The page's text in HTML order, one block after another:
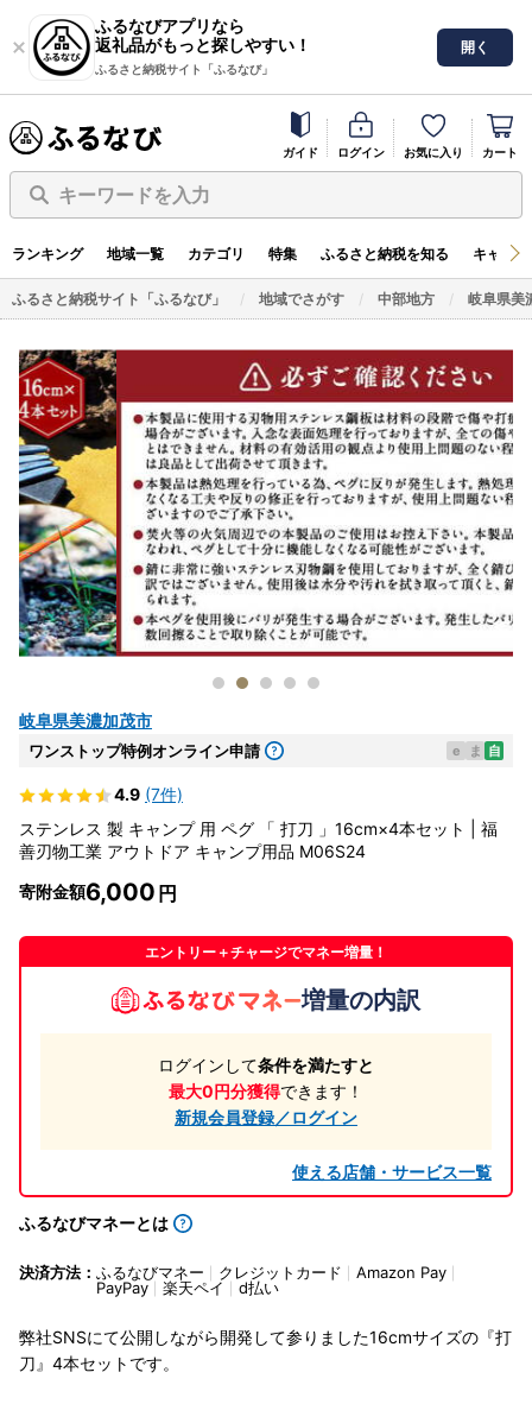
ふるなびアプリなら
返礼品がもっと探しやすい！
ふるさと納税サイト「ふるなび」
開く
ガイド ログイン お気に入り カート
キーワードを入力
ランキング 地域一覧 カテゴリ 特集 ふるさと納税を知る キャン
ふるさと納税サイト「ふるなび」 地域でさがす 中部地方 岐阜県美
岐阜県美濃加茂市
ワンストップ特例オンライン申請 e ま 自
4.9 (7件)
ステンレス 製 キャンプ 用 ペグ 「 打刀 」16cm×4本セット | 福
善刃物工業 アウトドア キャンプ用品 M06S24
寄附金額6,000
エントリー＋チャージでマネー増量！
増量の内訳
ログインして条件を満たすと
最大0円分獲得できます！
新規会員登録／ログイン
使える店舗・サービス一覧
ふるなびマネーとは
決済方法： ふるなびマネー クレジットカード
Amazon Pay
PayPay
楽天ペイ d払い
弊社SNSにて公開しながら開発して参りました16cmサイズの『打
刀』4本セットです。